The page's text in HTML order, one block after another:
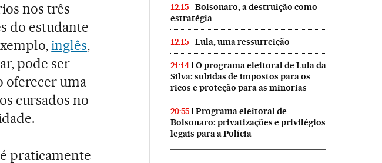
nos três
do estudante
inglês,
pode ser
oferecer uma
cursados no
é praticamente
12:15
Bolsonaro, a destruição como
estratégia
12:15 Lula, uma ressurreição
21:14
O programa eleitoral de Lula da
Silva: subidas de impostos para os
ricos e proteção para as minorias
20:55
Programa eleitoral de
Bolsonaro: privatizações e privilégios
legais para a Polícia